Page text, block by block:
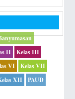
II
Kelas III
VI
Kelas VII
XII
PAUD